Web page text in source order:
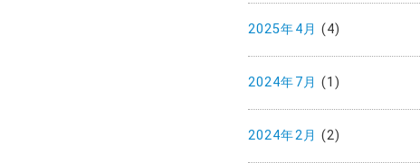
2025年4月 (4)
2024年7月 (1)
2024年2月 (2)